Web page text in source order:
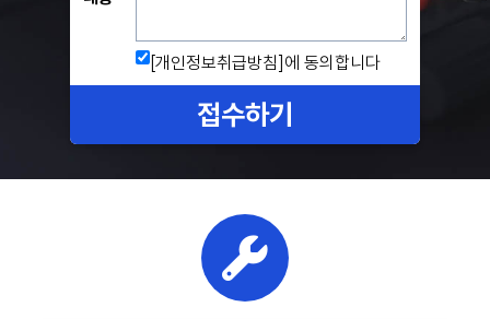
[개인정보취급방침] 에 동의합니다
접수하기